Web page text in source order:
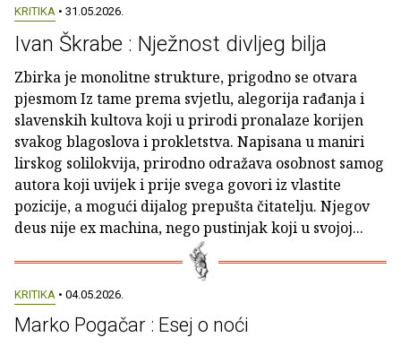
KRITIKA • 31.05.2026.
Ivan Škrabe : Nježnost divljeg bilja
Zbirka je monolitne strukture, prigodno se otvara
pjesmom Iz tame prema svjetlu, alegorija rađanja i
slavenskih kultova koji u prirodi pronalaze korijen
svakog blagoslova i prokletstva. Napisana u maniri
lirskog solilokvija, prirodno odražava osobnost samog
autora koji uvijek i prije svega govori iz vlastite
pozicije, a mogući dijalog prepušta čitatelju. Njegov
deus nije ex machina, nego pustinjak koji u svojoj...
KRITIKA • 04.05.2026.
Marko Pogačar : Esej o noći